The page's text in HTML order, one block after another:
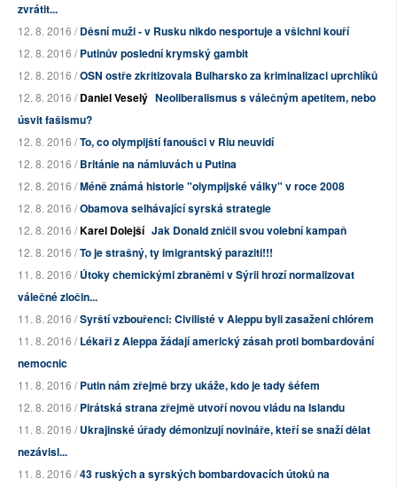
zvrátit...
12. 8. 2016 /Děsní muži - v Rusku nikdo nesportuje a všichni kouří
12. 8. 2016 /Putinův poslední krymský gambit
12. 8. 2016 /OSN ostře zkritizovala Bulharsko za kriminalizaci uprchlíků
12. 8. 2016 /Daniel Veselý Neoliberalismus s válečným apetitem, nebo
úsvit fašismu?
12. 8. 2016 /To, co olympijští fanoušci v Riu neuvidí
12. 8. 2016 /Británie na námluvách u Putina
12. 8. 2016 /Méně známá historie "olympijské války" v roce 2008
12. 8. 2016 /Obamova selhávající syrská strategie
12. 8. 2016 /Karel Dolejší Jak Donald zničil svou volební kampaň
12. 8. 2016 /To je strašný, ty imigrantský paraziti!!!
11. 8. 2016 /Útoky chemickými zbraněmi v Sýrii hrozí normalizovat
válečné zločin...
11. 8. 2016 /Syrští vzbouřenci: Civilisté v Aleppu byli zasaženi chlórem
11. 8. 2016 /Lékaři z Aleppa žádají americký zásah proti bombardování
nemocnic
11. 8. 2016 /Putin nám zřejmě brzy ukáže, kdo je tady šéfem
12. 8. 2016 /Pirátská strana zřejmě utvoří novou vládu na Islandu
11. 8. 2016 /Ukrajinské úřady démonizují novináře, kteří se snaží dělat
nezávisl...
11. 8. 2016 /43 ruských a syrských bombardovacích útoků na